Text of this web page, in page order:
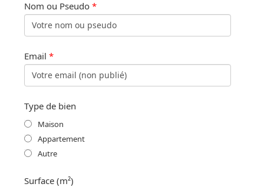
Nom ou Pseudo *
Email *
Type de bien
Maison
Appartement
Autre
Surface (m²)